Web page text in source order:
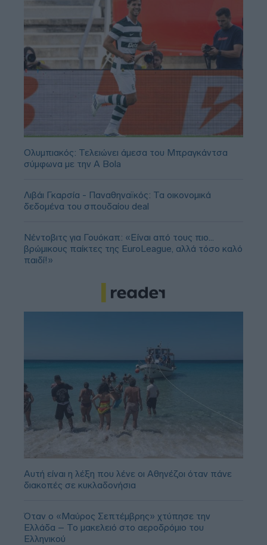
Ολυμπιακός: Τελειώνει άμεσα του Μπραγκάντσα
σύμφωνα με την A Bola
Λιβάι Γκαρσία - Παναθηναϊκός: Τα οικονομικά
δεδομένα του σπουδαίου deal
Νέντοβιτς για Γουόκαπ: «Είναι από τους πιο...
βρώμικους παίκτες της EuroLeague, αλλά τόσο καλό
παιδί!»
Αυτή είναι η λέξη που λένε οι Αθηνέζοι όταν πάνε
διακοπές σε κυκλαδονήσια
Όταν ο «Μαύρος Σεπτέμβρης» χτύπησε την
Ελλάδα – Το μακελειό στο αεροδρόμιο του
Ελληνικού